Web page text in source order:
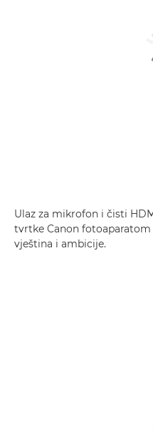
Ulaz za mikrofon i čisti
tvrtke Canon
vještina i ambicije.